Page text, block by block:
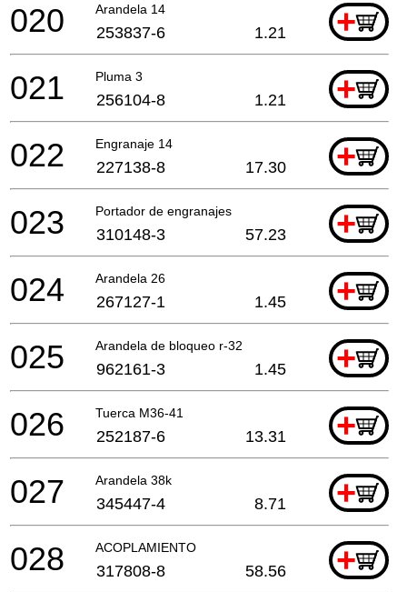
Arandela 14 +
020 253837-6 1.21
Pluma 3 +
021 256104-8 1.21
Engranaje 14 +
022 227138-8 17.30
Portador de engranajes +
023 310148-3 57.23
Arandela 26 +
024 267127-1 1.45
Arandela de bloqueo r-32 +
025 962161-3 1.45
Tuerca M36-41 +
026 252187-6 13.31
Arandela 38k +
027 345447-4 8.71
ACOPLAMIENTO +
028 317808-8 58.56